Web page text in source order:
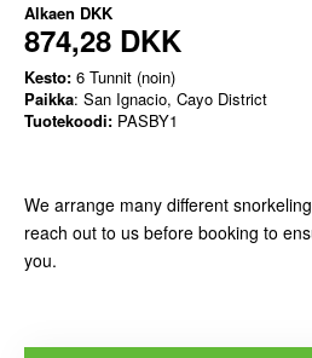
Alkaen DKK
874,28 DKK
Kesto: 6 Tunnit (noin)
Paikka: San Ignacio, Cayo District
Tuotekoodi: PASBY1
We arrange many different
reach out to us before booking to
you.